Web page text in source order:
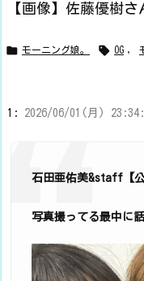
【画像】佐藤優樹
 モーニング娘。  OG ,
1: 2026/06/01(月)
石田亜佑美&staff【公
写真撮ってる最中に